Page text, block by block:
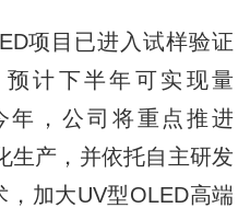
项目已进入试样验证
计下半年可实现量
年，公司将重点推进
生产，并依托自主研发
加大UV型OLED高端